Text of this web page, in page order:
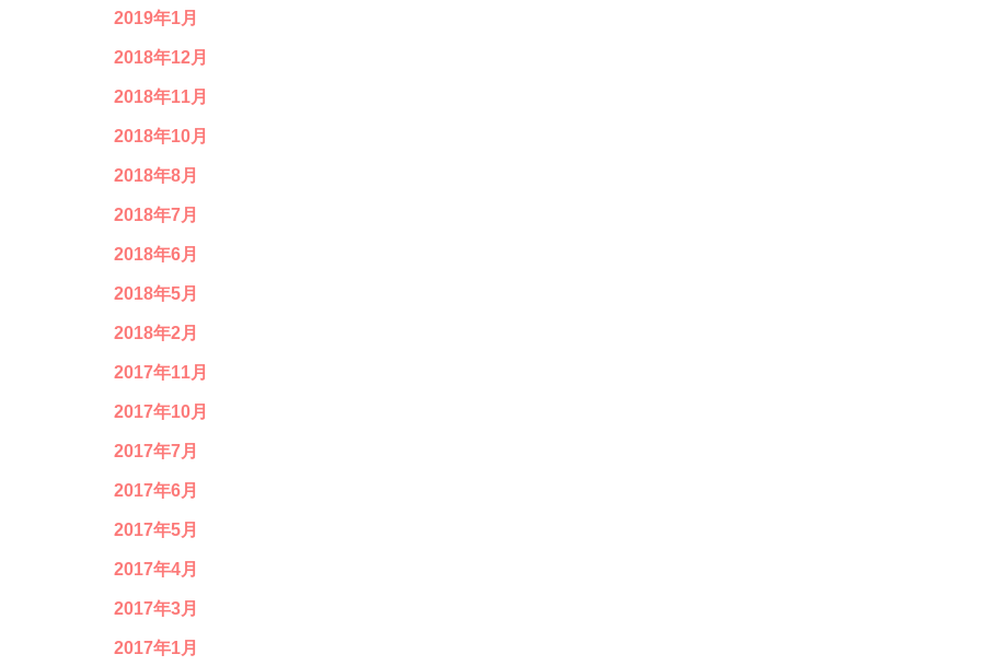
2019年1月
2018年12月
2018年11月
2018年10月
2018年8月
2018年7月
2018年6月
2018年5月
2018年2月
2017年11月
2017年10月
2017年7月
2017年6月
2017年5月
2017年4月
2017年3月
2017年1月